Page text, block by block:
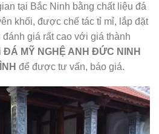
tại Bắc Ninh bằng chất liệu đá
khối, được chế tác tỉ mỉ, lắp đặt
giá rất cao với giá thành
ĐÁ MỸ NGHỆ ANH ĐỨC NINH
để được tư vấn, báo giá.